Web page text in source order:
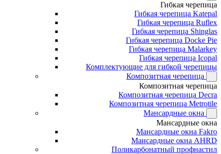
Гибкая черепица
Гибкая черепица Katepal
Гибкая черепица Ruflex
Гибкая черепица Shinglas
Гибкая черепица Docke Pie
Гибкая черепица Malarkey
Гибкая черепица Icopal
Комплектующие для гибкой черепицы
Композитная черепица
Композитная черепица
Композитная черепица Decra
Композитная черепица Metrotile
Мансардные окна
Мансардные окна
Мансардные окна Fakro
Мансардные окна AHRD
Поликарбонатный профнастил